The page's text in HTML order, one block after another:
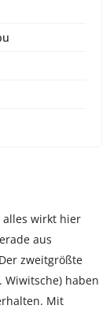
alles wirkt hier
aus
zweitgrößte
Wiwitsche) haben
Mit